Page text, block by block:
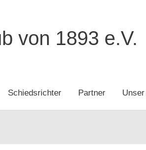
von 1893 e.V.
Schiedsrichter Partner